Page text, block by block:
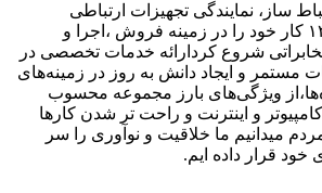
ساز، نمایندگی تجهیزات ارتباطی
پاناسونیک از سال ۱۳۸۵ کار خود را در زمینه فروش ،اجرا و
شروع کردارائه خدمات تخصصی در
مستمر و ایجاد دانش به‌ روز در زمینه‌های
ویژگی‌های بارز مجموعه محسوب
و اینترنت و راحت تر شدن کارها
میدانیم ما خلاقیت و نوآوری را سر
خود قرار داده ایم.